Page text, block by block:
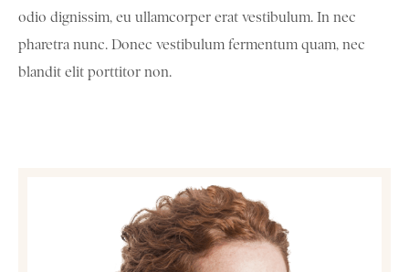
odio dignissim, eu ullamcorper erat vestibulum. In nec
pharetra nunc. Donec vestibulum fermentum quam, nec
blandit elit porttitor non.